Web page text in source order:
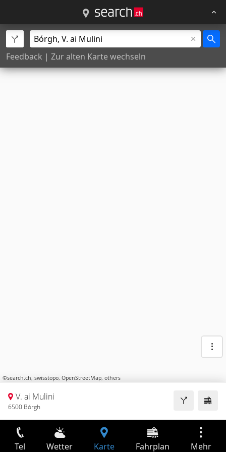
Feedback | Zur alten Karte wechseln
©search.ch, swisstopo, OpenStreetMap, others
V. ai Mulini
6500 Bórgh
Tel Wetter Karte Fahrplan Mehr